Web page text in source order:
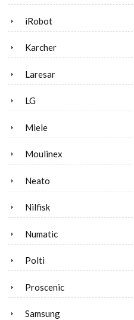
iRobot
Karcher
Laresar
LG
Miele
Moulinex
Neato
Nilfisk
Numatic
Polti
Proscenic
Samsung